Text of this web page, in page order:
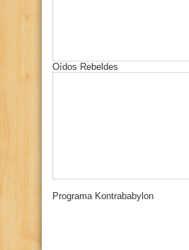
Oídos Rebeldes
Programa Kontrababylon